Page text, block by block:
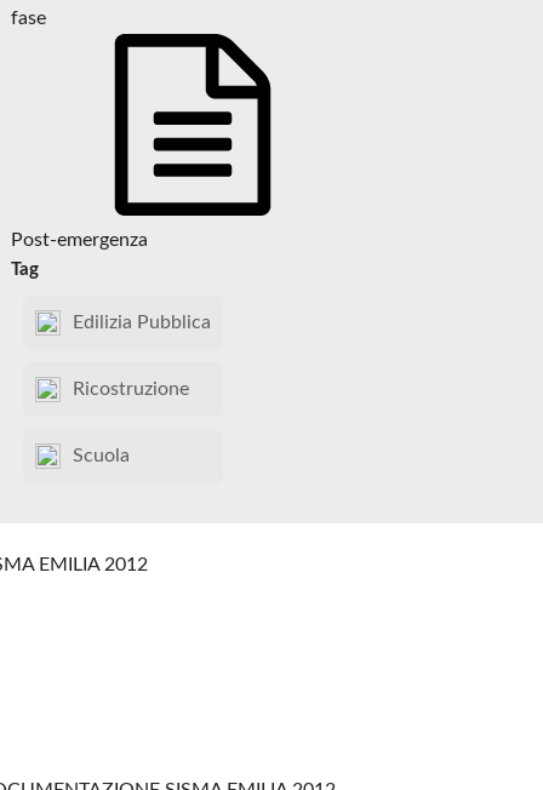
fase
Post-emergenza
Tag
Edilizia Pubblica
Ricostruzione
Scuola
EMILIA 2012